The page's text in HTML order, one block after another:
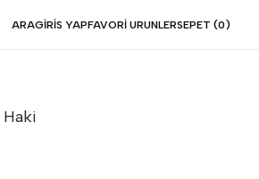
ARAGIRIS YAPFAVORI URUNLERSEPET (0 )
Haki